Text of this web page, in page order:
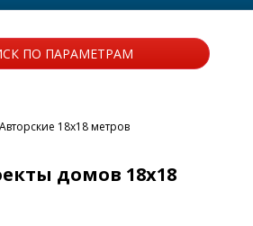
ПО ПАРАМЕТРАМ
Авторские 18x18 метров
домов 18x18